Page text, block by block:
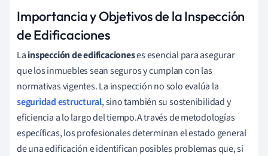
Importancia y Objetivos de la Inspección
de Edificaciones
Lainspección de edificacioneses esencial para asegurar
que los inmuebles sean seguros y cumplan con las
normativas vigentes. La inspección no solo evalúa la
seguridad estructural, sino también su sostenibilidad y
eficiencia a lo largo del tiempo.A través de metodologías
específicas, los profesionales determinan el estado general
de una edificación e identifican posibles problemas que, si